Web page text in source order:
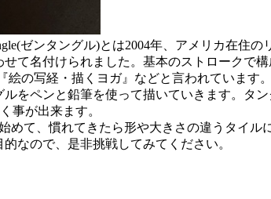
ゼンタングル)とは2004年、アメリカ在住
て名付けられました。基本のストロークで
の写経・描くヨガ』などと言われています。
をペンと鉛筆を使って描いていきます。タ
事が出来ます。
て、慣れてきたら形や大きさの違うタイ
なので、是非挑戦してみてください。